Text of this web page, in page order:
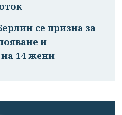
се призна за
и
14 жени